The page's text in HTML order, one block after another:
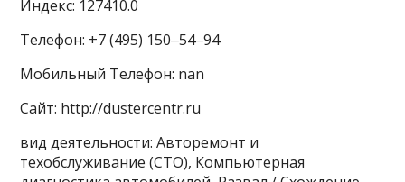
Индекс: 127410.0
Телефон: +7 (495) 150‒54‒94
Мобильный Телефон: nan
Сайт: http://dustercentr.ru
вид деятельности: Авторемонт и
техобслуживание (СТО), Компьютерная